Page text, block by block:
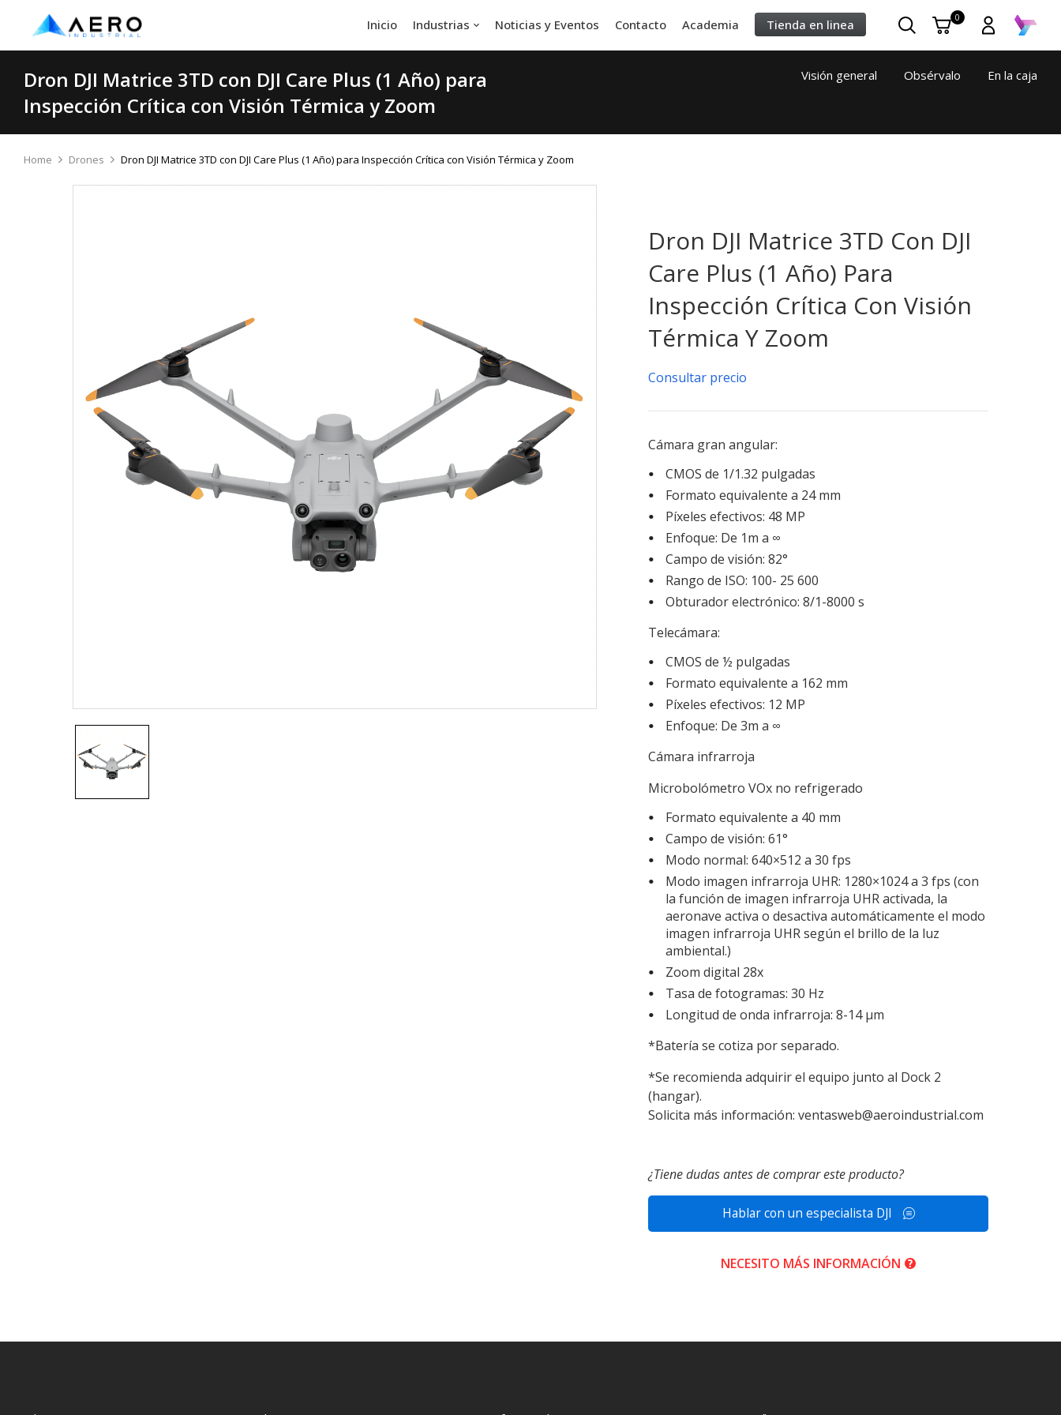
Inicio Industrias Noticias y Eventos Contacto Academia Tienda en linea 0
Dron DJI Matrice 3TD con DJI Care Plus (1 Año) para
Inspección Crítica con Visión Térmica y Zoom
Visión general Obsérvalo En la caja
Home Drones Dron DJI Matrice 3TD con DJI Care Plus (1 Año) para Inspección Crítica con Visión Térmica y Zoom
Dron DJI Matrice 3TD Con DJI
Care Plus (1 Año) Para
Inspección Crítica Con Visión
Térmica Y Zoom
Consultar precio
Cámara gran angular:
CMOS de 1/1.32 pulgadas
Formato equivalente a 24 mm
Píxeles efectivos: 48 MP
Enfoque: De 1m a ∞
Campo de visión: 82°
Rango de ISO: 100- 25 600
Obturador electrónico: 8/1-8000 s
Telecámara:
CMOS de ½ pulgadas
Formato equivalente a 162 mm
Píxeles efectivos: 12 MP
Enfoque: De 3m a ∞
Cámara infrarroja
Microbolómetro VOx no refrigerado
Formato equivalente a 40 mm
Campo de visión: 61°
Modo normal: 640×512 a 30 fps
Modo imagen infrarroja UHR: 1280×1024 a 3 fps (con
la función de imagen infrarroja UHR activada, la
aeronave activa o desactiva automáticamente el modo
imagen infrarroja UHR según el brillo de la luz
ambiental.)
Zoom digital 28x
Tasa de fotogramas: 30 Hz
Longitud de onda infrarroja: 8-14 μm
*Batería se cotiza por separado.
*Se recomienda adquirir el equipo junto al Dock 2
(hangar).
Solicita más información:ventasweb@aeroindustrial.com
¿Tiene dudas antes de comprar este producto?
Hablar con un especialista DJI
NECESITO MÁS INFORMACIÓN